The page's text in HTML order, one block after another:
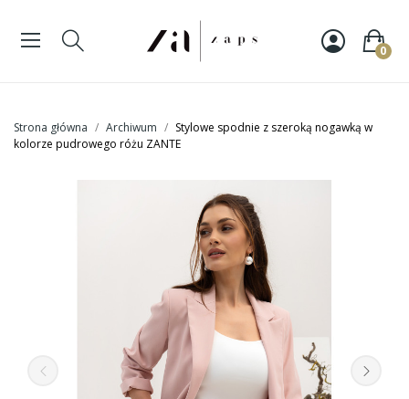
0
Strona główna Archiwum
Stylowe spodnie z szeroką nogawką w
kolorze pudrowego różu ZANTE